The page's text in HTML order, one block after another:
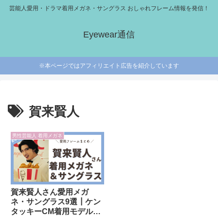
芸能人愛用・ドラマ着用メガネ・サングラス おしゃれフレーム情報を発信！
Eyewear通信
※本ページではアフィリエイト広告を紹介しています
賀来賢人
男性芸能人 着用メガネ
賀来賢人さん愛用メガ
ネ・サングラス9選┃ケン
タッキーCM着用モデルな